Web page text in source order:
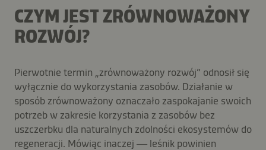
CZYM JEST ZRÓWNOWAŻONY
ROZWÓJ?
Pierwotnie termin „zrównoważony rozwój” odnosił się
wyłącznie do wykorzystania zasobów. Działanie w
sposób zrównoważony oznaczało zaspokajanie swoich
potrzeb w zakresie korzystania z zasobów bez
uszczerbku dla naturalnych zdolności ekosystemów do
regeneracji. Mówiąc inaczej — leśnik powinien